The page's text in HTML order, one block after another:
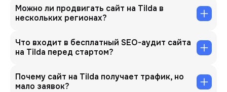
Можно ли продвигать сайт на Tilda в
нескольких регионах?
Что входит в бесплатный SEO-аудит сайта
на Tilda перед стартом?
Почему сайт на Tilda получает трафик, но
мало заявок?